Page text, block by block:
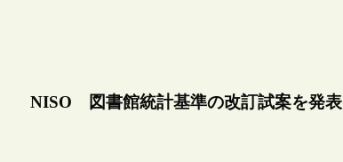
NISO 図書館統計基準の改訂試案を発表